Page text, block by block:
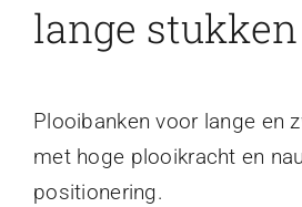
lange stukken
Plooibanken voor lange en
met hoge plooikracht en
positionering.